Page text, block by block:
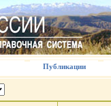
Публикации